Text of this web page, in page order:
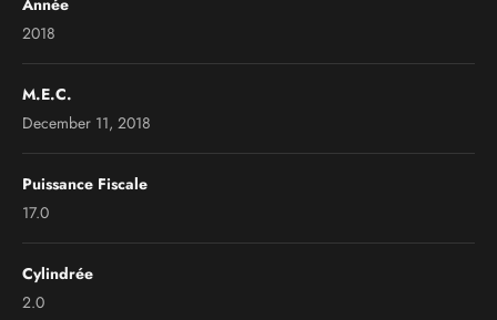
2018
M.E.C.
December 11, 2018
Puissance Fiscale
17.0
Cylindrée
2.0